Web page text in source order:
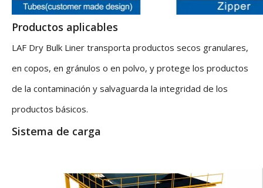
Productos aplicables
LAF Dry Bulk Liner transporta productos secos granulares,
en copos, en gránulos o en polvo, y protege los productos
de la contaminación y salvaguarda la integridad de los
productos básicos.
Sistema de carga